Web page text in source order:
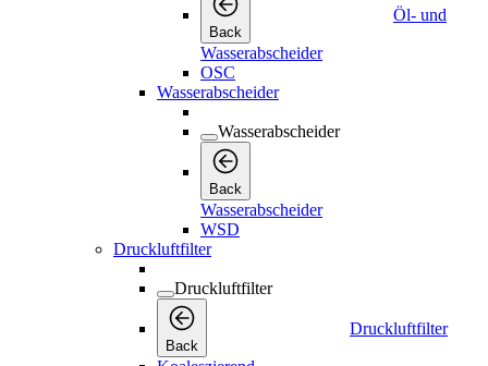
Back
Öl- und
Wasserabscheider
OSC
Wasserabscheider
Wasserabscheider
Back
Wasserabscheider
WSD
Druckluftfilter
Druckluftfilter
Back
Druckluftfilter